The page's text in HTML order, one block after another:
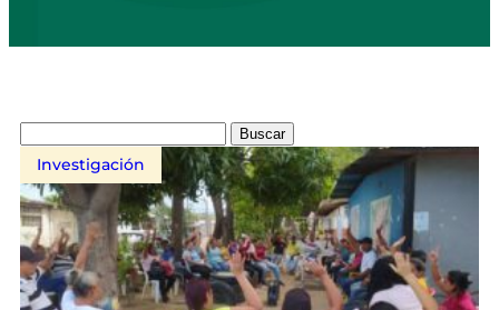
Investigación